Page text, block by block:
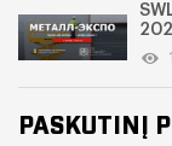
PASKUTINĮ